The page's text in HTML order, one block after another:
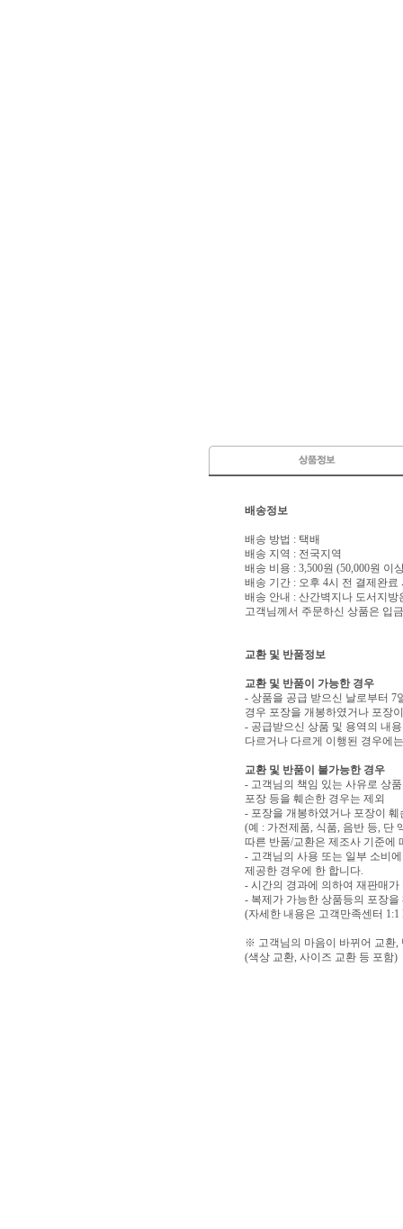
배송정보
배송 방법 : 택배
배송 지역 : 전국지역
배송 비용 : 3,500원 (50,000원 이
배송 기간 : 오후 4시 전 결제완료
배송 안내 : 산간벽지나 도서지
고객님께서 주문하신 상품은 입
교환 및 반품정보
교환 및 반품이 가능한 경우
- 상품을 공급 받으신 날로부터 7
경우 포장을 개봉하였거나 포장
- 공급받으신 상품 및 용역의 내
다르거나 다르게 이행된 경우에
교환 및 반품이 불가능한 경우
- 고객님의 책임 있는 사유로 상
포장 등을 훼손한 경우는 제외
- 포장을 개봉하였거나 포장이
(예 : 가전제품, 식품, 음반 등, 단
따른 반품/교환은 제조사 기준에
- 고객님의 사용 또는 일부 소비
제공한 경우에 한 합니다.
- 시간의 경과에 의하여 재판매
- 복제가 가능한 상품등의 포장을
(자세한 내용은 고객만족센터
※ 고객님의 마음이 바뀌어 교환,
(색상 교환, 사이즈 교환 등 포함)